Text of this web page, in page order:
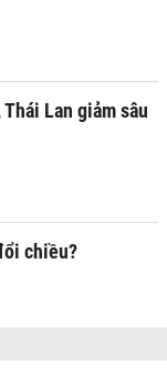
Lan giảm sâu
chiều?